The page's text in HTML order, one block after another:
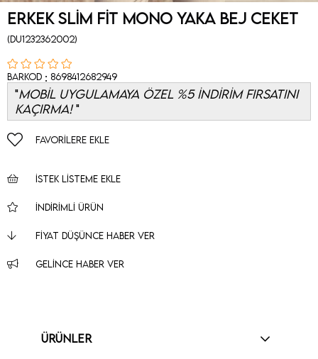
Erkek Slim Fit Mono Yaka Bej Ceket
(DU1232362002)
Barkod : 8698412682949
MOBİL UYGULAMAYA ÖZEL %5 İNDİRİM FIRSATINI
KAÇIRMA!
FAVORILERE EKLE
İSTEK LISTEME EKLE
İNDIRIMLI ÜRÜN
FIYAT DÜŞÜNCE HABER VER
GELINCE HABER VER
ÜRÜNLER